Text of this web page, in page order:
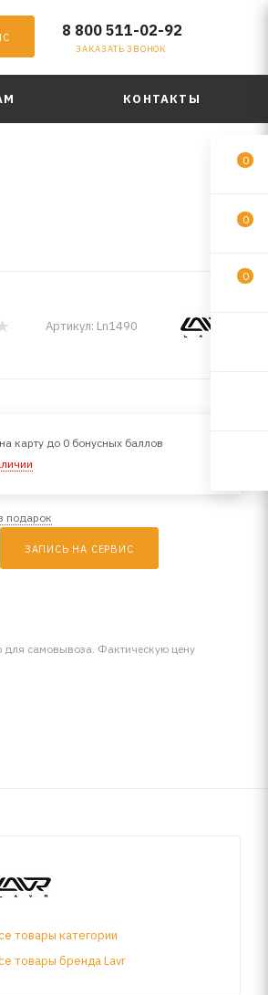
8 800 511-02-92
ЗАКАЗАТЬ ЗВОНОК
КОНТАКТЫ
Артикул: Ln1490
карту до 0 бонусных баллов
подарок
ЗАПИСЬ НА СЕРВИС
для самовывоза. Фактическую цену
товары категории
товары бренда Lavr
0
0
0